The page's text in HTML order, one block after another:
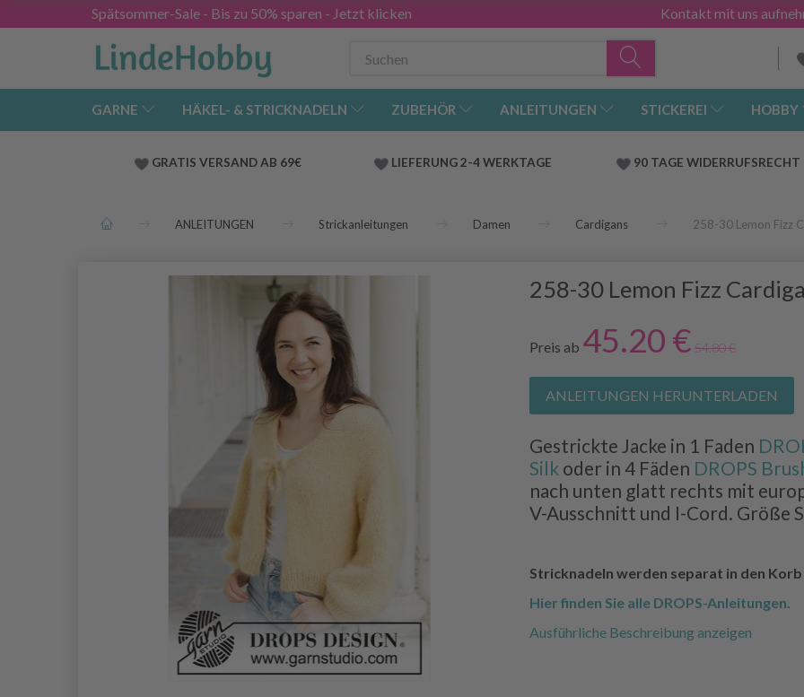
Spätsommer-Sale - Bis zu 50% sparen - Jetzt klicken Kontakt mit uns
GARNE HÄKEL- & STRICKNADELN ZUBEHÖR ANLEITUNGEN STICKEREI HOBBY
GRATIS VERSAND AB 69€ LIEFERUNG 2-4 WERKTAGE 90 TAGE WIDERRUFSRECHT
ANLEITUNGEN Strickanleitungen Damen Cardigans 258-30 Lemon Fizz
258-30 Lemon Fizz
Preis ab 45.20 € 54.80 €
ANLEITUNGEN HERUNTERLADEN
Gestrickte Jacke in 1 Faden
Silk oder in 4 Fäden DROPS
nach unten glatt rechts mit
V-Ausschnitt und I-Cord. Größe
Stricknadeln werden separat in den
Hier finden Sie alle DROPS-Anleitungen.
Ausführliche Beschreibung anzeigen